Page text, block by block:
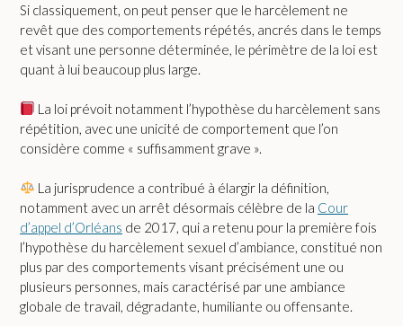
Si classiquement, on peut penser que le harcèlement ne
revêt que des comportements répétés, ancrés dans le temps
et visant une personne déterminée, le périmètre de la loi est
quant à lui beaucoup plus large.
La loi prévoit notamment l’hypothèse du harcèlement sans
répétition, avec une unicité de comportement que l’on
considère comme « suffisamment grave ».
La jurisprudence a contribué à élargir la définition,
notamment avec un arrêt désormais célèbre de la Cour
d’appel d’Orléans de 2017, qui a retenu pour la première fois
l’hypothèse du harcèlement sexuel d’ambiance, constitué non
plus par des comportements visant précisément une ou
plusieurs personnes, mais caractérisé par une ambiance
globale de travail, dégradante, humiliante ou offensante.